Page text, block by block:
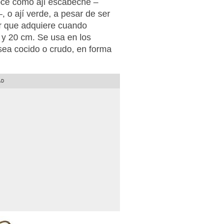
o ají verde, a pesar de ser
que adquiere cuando
20 cm. Se usa en los
cocido o crudo, en forma